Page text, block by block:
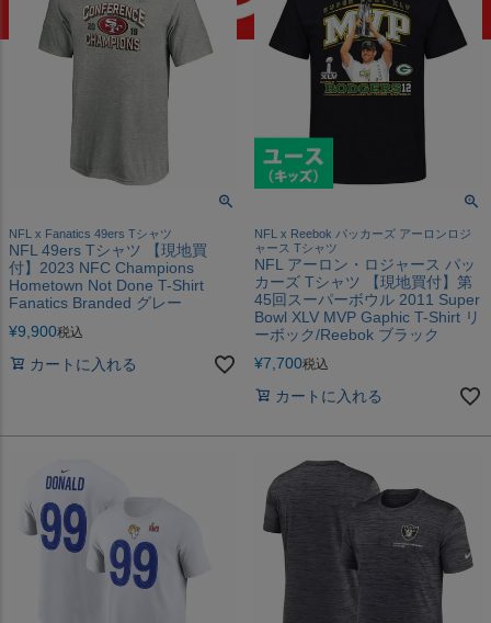
NFL x Fanatics 49ers Tシャツ
NFL 49ers Tシャツ 【現地買
付】2023 NFC Champions
Hometown Not Done T-Shirt
Fanatics Branded グレー
¥9,900税込
カートに入れる
NFL x Reebok パッカーズ アーロンロジ
ャース Tシャツ
NFL アーロン・ロジャース パッ
カーズ Tシャツ 【現地買付】第
45回スーパーボウル 2011 Super
Bowl XLV MVP Gaphic T-Shirt リ
ーボック/Reebok ブラック
¥7,700税込
カートに入れる